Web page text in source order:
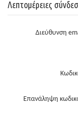
Λεπτομέρειες
Διεύθυνση
Επανάληψη